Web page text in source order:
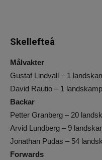
Skellefteå
Målvakter
Gustaf Lindvall – 1
David Rautio – 1
Backar
Petter Granberg – 20
Arvid Lundberg – 9
Jonathan Pudas – 54
Forwards